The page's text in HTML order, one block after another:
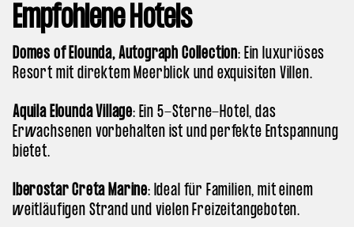
Empfohlene Hotels
Domes of Elounda, Autograph Collection: Ein luxuriöses
Resort mit direktem Meerblick und exquisiten Villen.
Aquila Elounda Village: Ein 5-Sterne-Hotel, das
Erwachsenen vorbehalten ist und perfekte Entspannung
bietet.
Iberostar Creta Marine: Ideal für Familien, mit einem
weitläufigen Strand und vielen Freizeitangeboten.